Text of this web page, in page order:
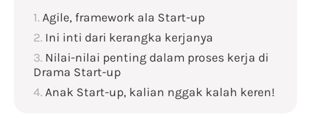
Agile, framework ala Start-up
Ini inti dari kerangka kerjanya
Nilai-nilai penting dalam proses kerja di
Drama Start-up
Anak Start-up, kalian nggak kalah keren!